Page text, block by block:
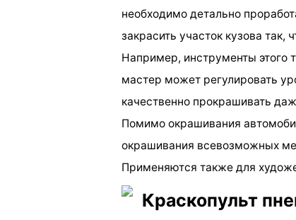
необходимо детально
закрасить участок кузова так,
Например, инструменты этого
мастер может регулировать
качественно прокрашивать
Помимо окрашивания
окрашивания всевозможных
Применяются также для